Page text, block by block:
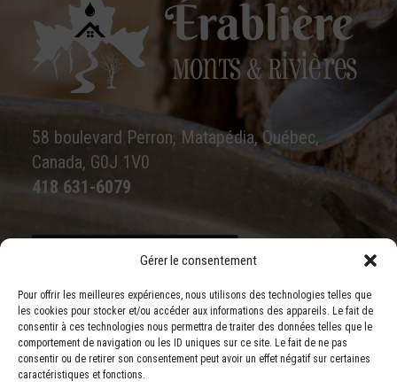
Gérer le consentement
Pour offrir les meilleures expériences, nous utilisons des technologies telles que
les cookies pour stocker et/ou accéder aux informations des appareils. Le fait de
consentir à ces technologies nous permettra de traiter des données telles que le
comportement de navigation ou les ID uniques sur ce site. Le fait de ne pas
consentir ou de retirer son consentement peut avoir un effet négatif sur certaines
caractéristiques et fonctions.
58 boulevard Perron, Matapédia, Québec,
Canada, G0J 1V0
418 631-6079
Écrivez-nous